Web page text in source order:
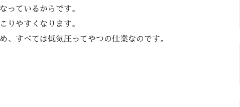
っているからです。
りやすくなります。
、すべては低気圧ってやつの仕業なのです。